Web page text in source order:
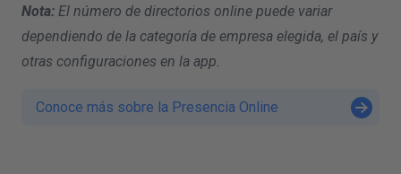
Nota: El número de directorios online puede variar
dependiendo de la categoría de empresa elegida, el país y
otras configuraciones en la app.
Conoce más sobre la Presencia Online